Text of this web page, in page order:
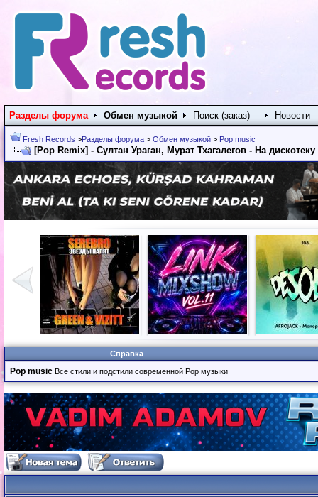
Разделы форума Обмен музыкой Поиск (заказ) Новости
Fresh Records >Разделы форума > Обмен музыкой > Pop music
[Pop Remix] - Султан Ураган, Мурат Тхагалегов - На
Справка
Pop music Все стили и подстили современной Pop музыки